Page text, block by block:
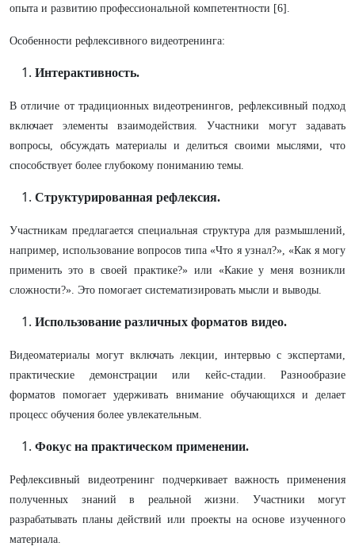
опыта и развитию профессиональной компетентности [6].
Особенности рефлексивного видеотренинга:
Интерактивность.
В отличие от традиционных видеотренингов, рефлексивный подход
включает элементы взаимодействия. Участники могут задавать
вопросы, обсуждать материалы и делиться своими мыслями, что
способствует более глубокому пониманию темы.
Структурированная рефлексия.
Участникам предлагается специальная структура для размышлений,
например, использование вопросов типа «Что я узнал?», «Как я могу
применить это в своей практике?» или «Какие у меня возникли
сложности?». Это помогает систематизировать мысли и выводы.
Использование различных форматов видео.
Видеоматериалы могут включать лекции, интервью с экспертами,
практические демонстрации или кейс-стадии. Разнообразие
форматов помогает удерживать внимание обучающихся и делает
процесс обучения более увлекательным.
Фокус на практическом применении.
Рефлексивный видеотренинг подчеркивает важность применения
полученных знаний в реальной жизни. Участники могут
разрабатывать планы действий или проекты на основе изученного
материала.